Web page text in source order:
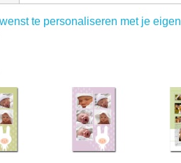
te personaliseren met je